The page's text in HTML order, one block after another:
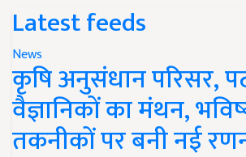
Latest feeds
News
कृषि अनुसंधान परिसर,
वैज्ञानिकों का मंथन,
तकनीकों पर बनी नई